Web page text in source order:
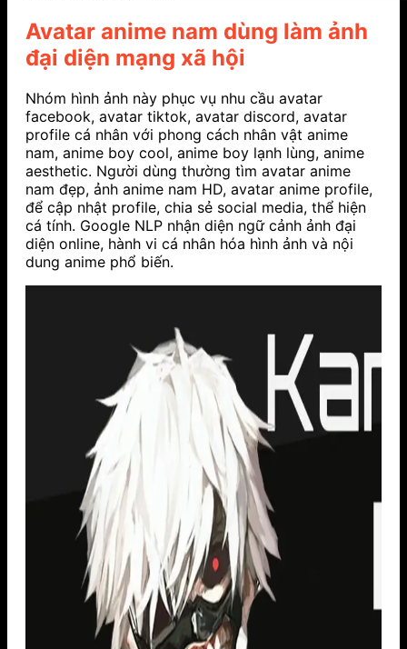
Avatar anime nam dùng làm ảnh
đại diện mạng xã hội
Nhóm hình ảnh này phục vụ nhu cầu avatar
facebook, avatar tiktok, avatar discord, avatar
profile cá nhân với phong cách nhân vật anime
nam, anime boy cool, anime boy lạnh lùng, anime
aesthetic. Người dùng thường tìm avatar anime
nam đẹp, ảnh anime nam HD, avatar anime profile,
để cập nhật profile, chia sẻ social media, thể hiện
cá tính. Google NLP nhận diện ngữ cảnh ảnh đại
diện online, hành vi cá nhân hóa hình ảnh và nội
dung anime phổ biến.